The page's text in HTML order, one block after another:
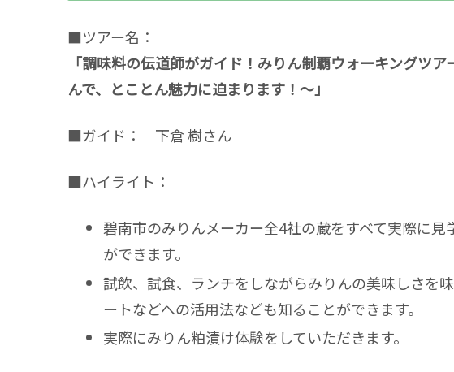
■ツアー名：
「調味料の伝道師がガイド！みりん制覇ウォーキングツ
んで、とことん魅力に迫まります！～」
■ガイド： 下倉 樹さん
■ハイライト：
碧南市のみりんメーカー全4社の蔵をすべて実際に
ができます。
試飲、試食、ランチをしながらみりんの美味しさを
ートなどへの活用法なども知ることができます。
実際にみりん粕漬け体験をしていただきます。